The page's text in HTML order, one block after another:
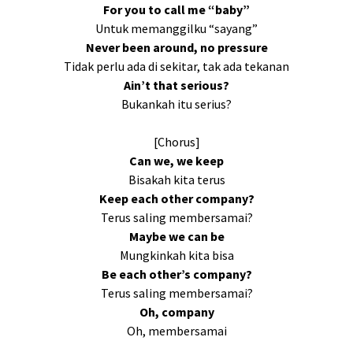
For you to call me “baby”
Untuk memanggilku “sayang”
Never been around, no pressure
Tidak perlu ada di sekitar, tak ada tekanan
Ain’t that serious?
Bukankah itu serius?
[Chorus]
Can we, we keep
Bisakah kita terus
Keep each other company?
Terus saling membersamai?
Maybe we can be
Mungkinkah kita bisa
Be each other’s company?
Terus saling membersamai?
Oh, company
Oh, membersamai